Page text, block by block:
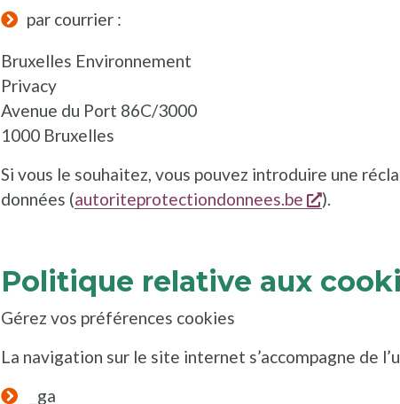
par courrier :
Bruxelles Environnement
Privacy
Avenue du Port 86C/3000
1000 Bruxelles
Si vous le souhaitez, vous pouvez introduire une
données (autoriteprotectiondonnees.be s'ouvre
).
Politique relative aux
Gérez vos préférences cookies
La navigation sur le site internet s’accompagne de
_ga